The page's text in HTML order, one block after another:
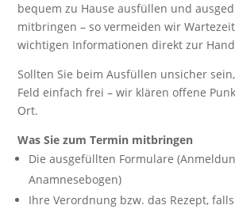
bequem zu Hause ausfüllen und
mitbringen – so vermeiden wir
wichtigen Informationen direkt zur
Sollten Sie beim Ausfüllen unsicher
Feld einfach frei – wir klären offene
Ort.
Was Sie zum Termin mitbringen
Die ausgefüllten Formulare
Anamnesebogen)
Ihre Verordnung bzw. das Rezept,